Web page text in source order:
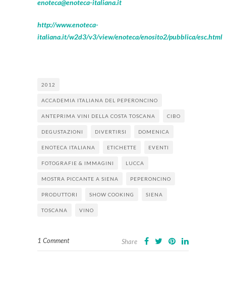
enoteca@enoteca-italiana.it
http://www.enoteca-
italiana.it/w2d3/v3/view/enoteca/enosito2/pubblica/esc.html
2012
ACCADEMIA ITALIANA DEL PEPERONCINO
ANTEPRIMA VINI DELLA COSTA TOSCANA CIBO
DEGUSTAZIONI DIVERTIRSI DOMENICA
ENOTECA ITALIANA ETICHETTE EVENTI
FOTOGRAFIE & IMMAGINI LUCCA
MOSTRA PICCANTE A SIENA PEPERONCINO
PRODUTTORI SHOW COOKING SIENA
TOSCANA VINO
1 Comment Share